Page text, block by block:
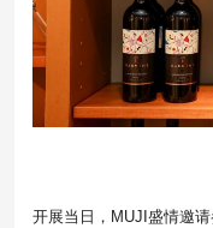
开展当日，MUJI盛情邀